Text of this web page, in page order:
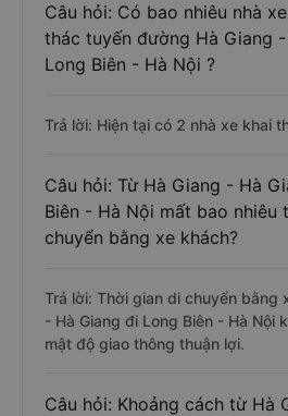
Câu hỏi: Có bao nhiêu nhà
thác tuyến đường Hà Giang
Long Biên - Hà Nội ?
Trả lời: Hiện tại có 2 nhà xe khai
Câu hỏi: Từ Hà Giang - Hà
Biên - Hà Nội mất bao nhiêu
chuyển bằng xe khách?
Trả lời: Thời gian di chuyển bằng
- Hà Giang đi Long Biên - Hà Nội
mật độ giao thông thuận lợi.
Câu hỏi: Khoảng cách từ Hà